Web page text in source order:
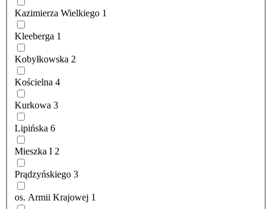
Kazimierza Wielkiego 1
Kleeberga 1
Kobyłkowska 2
Kościelna 4
Kurkowa 3
Lipińska 6
Mieszka I 2
Prądzyńskiego 3
os. Armii Krajowej 1